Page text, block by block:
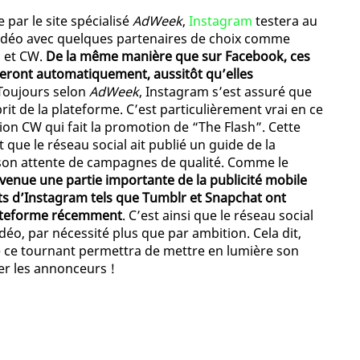
par le site spécialiséAdWeek, Instagram testera au
avec quelques partenaires de choix comme
CW. De la même manière que sur Facebook, ces
automatiquement, aussitôt qu’elles
selon AdWeek, Instagram s’est assuré que
de la plateforme. C’est particulièrement vrai en ce
CW qui fait la promotion de “The Flash”. Cette
le réseau social ait publié un guide de la
attente de campagnes de qualité. Comme le
une partie importante de la publicité mobile
d’Instagram tels que Tumblr et Snapchat ont
récemment. C’est ainsi que le réseau social
par nécessité plus que par ambition. Cela dit,
tournant permettra de mettre en lumière son
les annonceurs !